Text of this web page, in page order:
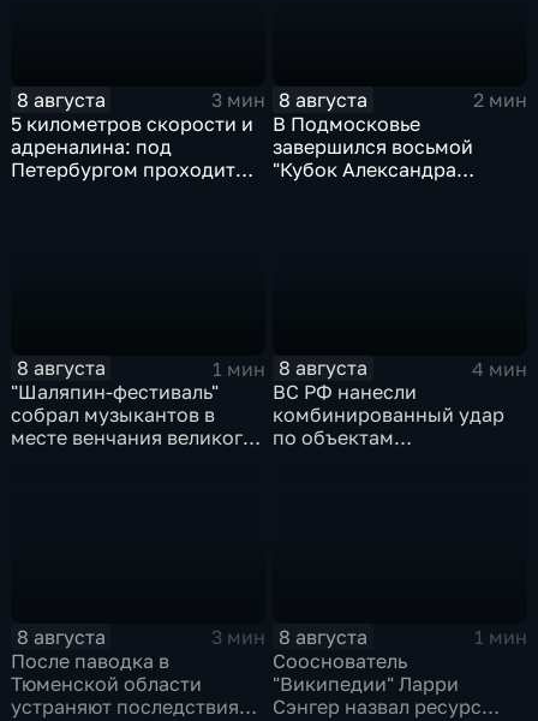
8 августа
3 мин
5 километров скорости и
адреналина: под
Петербургом проходит
8 августа
2 мин
В Подмосковье
завершился восьмой
"Кубок Александра
8 августа
1 мин
"Шаляпин‑фестиваль"
собрал музыкантов в
месте венчания великого
8 августа
4 мин
ВС РФ нанесли
комбинированный удар
по объектам
8 августа
3 мин
После паводка в
Тюменской области
устраняют последствия
8 августа
1 мин
Сооснователь
"Википедии" Ларри
Сэнгер назвал ресурс